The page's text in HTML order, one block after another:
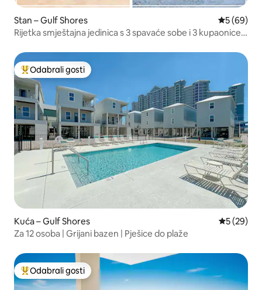
Stan – Gulf Shores Prosječna
5 (69)
Rijetka smještajna jedinica s 3 spavaće sobe i 3 kupaonice
Među najviše rangiranima s oznakom „Odabrali gosti”
Odabrali gosti
Kuća – Gulf Shores Prosječna
5 (29)
Za 12 osoba | Grijani bazen | Pješice do plaže
Među najviše rangiranima s oznakom „Odabrali gosti”
Odabrali gosti